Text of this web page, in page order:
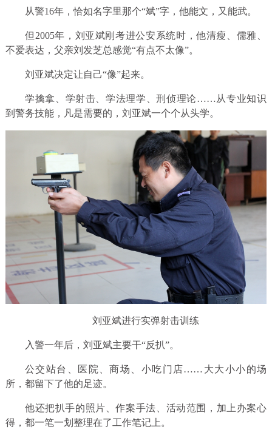
从警16年，恰如名字里那个“斌”字，他能文，又能武。
但2005年，刘亚斌刚考进公安系统时，他清瘦、儒雅、
不爱表达，父亲刘发芝总感觉“有点不太像”。
刘亚斌决定让自己“像”起来。
学擒拿、学射击、学法理学、刑侦理论……从专业知识
到警务技能，凡是需要的，刘亚斌一个个从头学。
刘亚斌进行实弹射击训练
入警一年后，刘亚斌主要干“反扒”。
公交站台、医院、商场、小吃门店……大大小小的场
所，都留下了他的足迹。
他还把扒手的照片、作案手法、活动范围，加上办案心
得，都一笔一划整理在了工作笔记上。